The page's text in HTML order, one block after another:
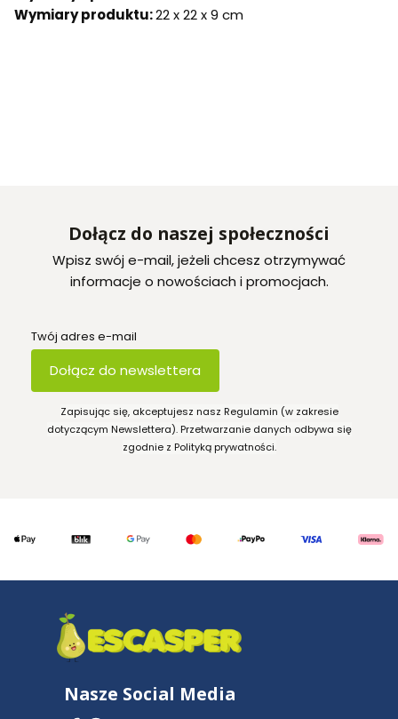
Wymiary produktu:22 x 22 x 9 cm
Dołącz do naszej społeczności
Wpisz swój e-mail, jeżeli chcesz otrzymywać
informacje o nowościach i promocjach.
Twój adres e-mail
Dołącz do newslettera
Zapisując się, akceptujesz nasz Regulamin (w zakresie
dotyczącym Newslettera). Przetwarzanie danych odbywa się
zgodnie z Polityką prywatności.
Nasze Social Media